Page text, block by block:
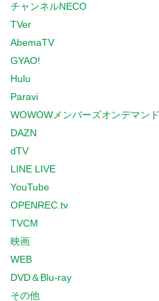
チャンネルNECO
TVer
AbemaTV
GYAO!
Hulu
Paravi
WOWOWメンバーズオンデマンド
DAZN
dTV
LINE LIVE
YouTube
OPENREC.tv
TVCM
映画
WEB
DVD＆Blu-ray
その他